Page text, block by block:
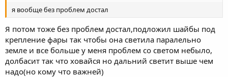
я вообще без проблем достал
Я потом тоже без проблем достал,подложил шайбы под
крепление фары так чтобы она светила паралельно
земле и все больше у меня проблем со светом небыло,
долбасит так что ховайся но дальний светит выше чем
надо(но кому что важней)